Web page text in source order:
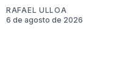
RAFAEL ULLOA
6 de agosto de 2026